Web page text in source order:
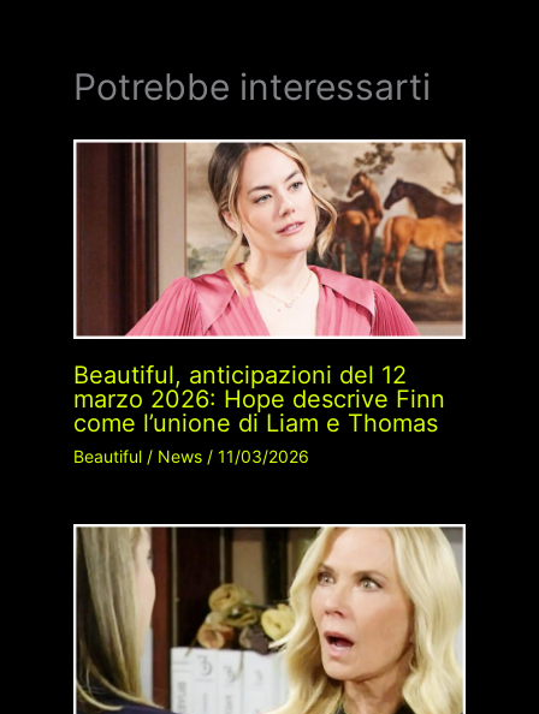
Potrebbe interessarti
Beautiful, anticipazioni del 12
marzo 2026: Hope descrive Finn
come l’unione di Liam e Thomas
Beautiful/ News/ 11/03/2026